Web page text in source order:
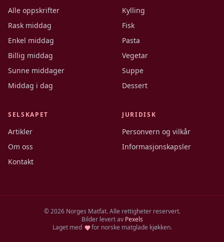
Alle oppskrifter
Rask middag
Enkel middag
Billig middag
Sunne middager
Middag i dag
Kylling
Fisk
Pasta
Vegetar
Suppe
Dessert
SELSKAPET
Artikler
Om oss
Kontakt
JURIDISK
Personvern og vilkår
Informasjonskapsler
©2026Norges Matfat. Alle rettigheter reservert.
Bilder levert av Pexels
Laget med
for norske matglade kjøkken.